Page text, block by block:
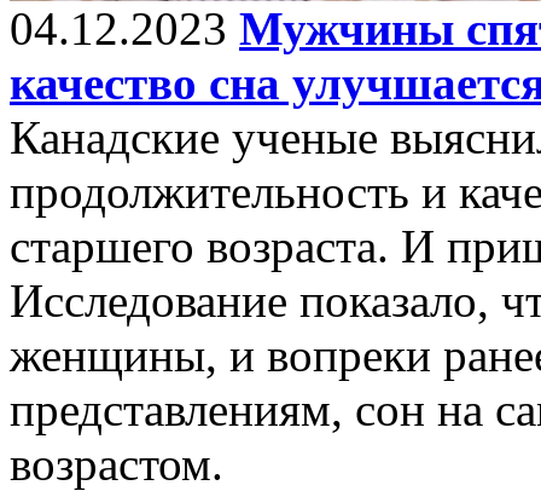
04.12.2023 Мужчины
качество сна
Канадские ученые
продолжительность и
старшего возраста. И
Исследование показало,
женщины, и вопреки
представлениям, сон на
возрастом.